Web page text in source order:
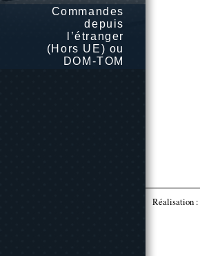
Commandes
depuis
l’étranger
(Hors UE) ou
DOM-TOM
Réalisation :